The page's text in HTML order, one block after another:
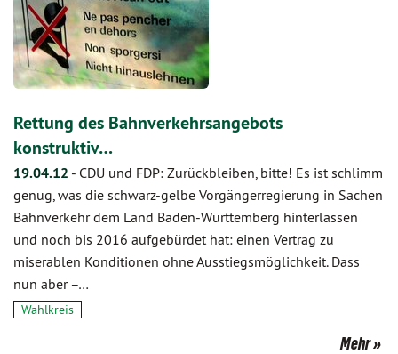
Rettung des Bahnverkehrsangebots
konstruktiv…
19.04.12 - CDU und FDP: Zurückbleiben, bitte! Es ist schlimm
genug, was die schwarz-gelbe Vorgängerregierung in Sachen
Bahnverkehr dem Land Baden-Württemberg hinterlassen
und noch bis 2016 aufgebürdet hat: einen Vertrag zu
miserablen Konditionen ohne Ausstiegsmöglichkeit. Dass
nun aber –…
Wahlkreis
Mehr